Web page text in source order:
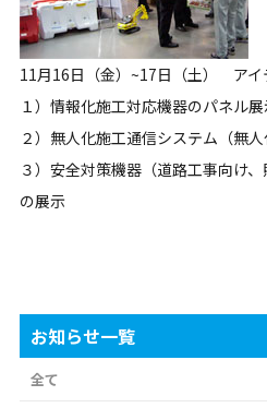
11月16日（金）~17日（土） アイ
１）情報化施工対応機器のパネル
２）無人化施工通信システム（無
３）安全対策機器（道路工事向け、
の展示
お知らせ一覧
全て